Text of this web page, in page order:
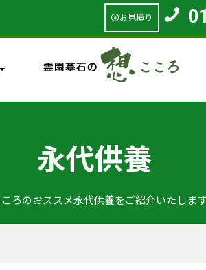
お見積り
永代供養
ろのおススメ永代供養をご紹介いたしま